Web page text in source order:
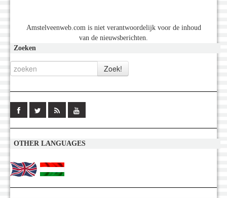
Amstelveenweb.com is niet verantwoordelijk voor de inhoud
van de nieuwsberichten.
Zoeken
OTHER LANGUAGES